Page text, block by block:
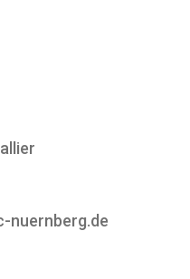
nuernberg.de